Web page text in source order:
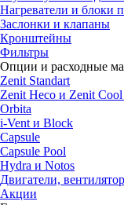
Нагреватели и блоки
Заслонки и клапаны
Кронштейны
Фильтры
Опции и расходные
Zenit Standart
Zenit Heco и Zenit
Orbita
i-Vent и Block
Capsule
Capsule Pool
Hydra и Notos
Двигатели,
Акции